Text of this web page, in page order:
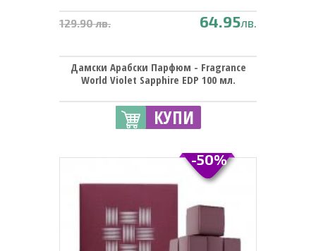
129.90 лв. 64.95лв.
Дамски Арабски Парфюм - Fragrance
World Violet Sapphire EDP 100 мл.
КУПИ
-50%